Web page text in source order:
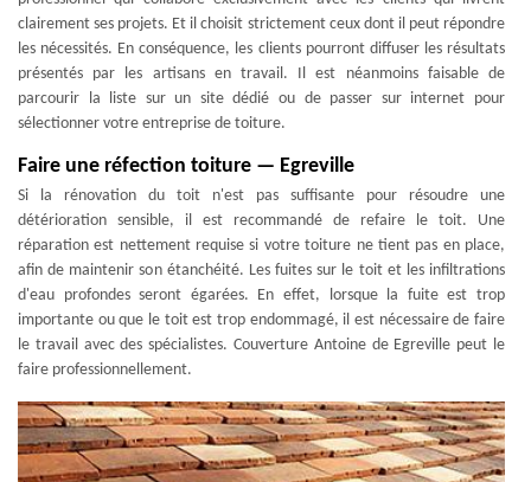
clairement ses projets. Et il choisit strictement ceux dont il peut répondre
les nécessités. En conséquence, les clients pourront diffuser les résultats
présentés par les artisans en travail. Il est néanmoins faisable de
parcourir la liste sur un site dédié ou de passer sur internet pour
sélectionner votre entreprise de toiture.
Faire une réfection toiture — Egreville
Si la rénovation du toit n'est pas suffisante pour résoudre une
détérioration sensible, il est recommandé de refaire le toit. Une
réparation est nettement requise si votre toiture ne tient pas en place,
afin de maintenir son étanchéité. Les fuites sur le toit et les infiltrations
d'eau profondes seront égarées. En effet, lorsque la fuite est trop
importante ou que le toit est trop endommagé, il est nécessaire de faire
le travail avec des spécialistes. Couverture Antoine de Egreville peut le
faire professionnellement.